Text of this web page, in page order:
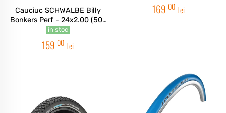
Cauciuc SCHWALBE Billy
Bonkers Perf - 24x2.00 (50-
507) HS600 ADDIX - Pliabil
Negru/crem
în stoc
159 00 Lei
169 00 Lei